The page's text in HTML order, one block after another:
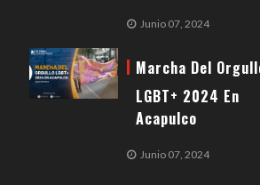
Junio 07, 2024
Marcha Del
LGBT+ 2024 En
Acapulco
Junio 07, 2024